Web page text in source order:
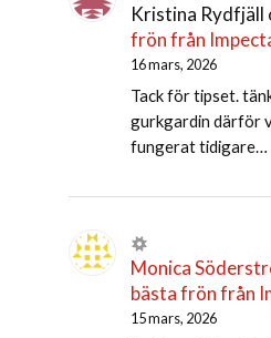
Kristina Rydfjäll
frön från
16 mars, 2026
Tack för tipset.
gurkgardin därför
fungerat tidigare…
Monica
bästa frön från
15 mars, 2026